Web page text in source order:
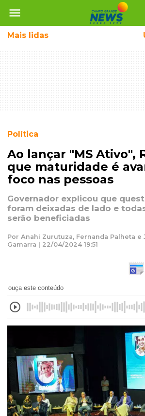
menu
Mais lidas
Política
Ao lançar "MS Ativo",
que maturidade é
foco nas pessoas
Governador explicou que
foram deixadas de lado e
serão beneficiadas
Por Anahi Zurutuza, Fernanda Palheta
Gamarra | 22/04/2024 19:51
ouça este conteúdo